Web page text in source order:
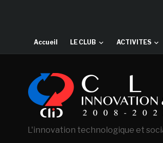
Accueil LE CLUB ACTIVITES
L'innovation technologique et